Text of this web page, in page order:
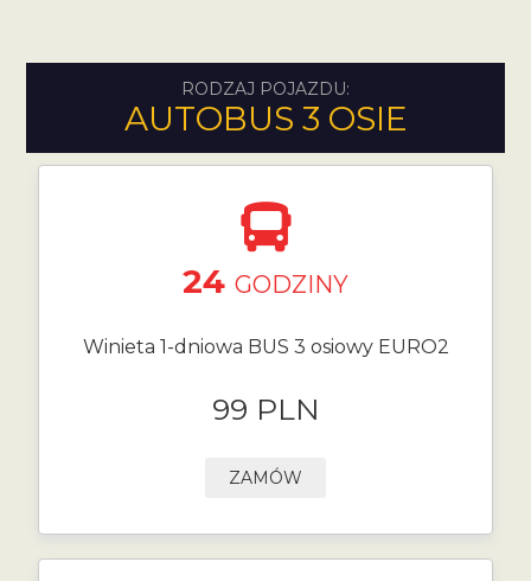
RODZAJ POJAZDU:
AUTOBUS 3 OSIE
24 GODZINY
Winieta 1-dniowa BUS 3 osiowy EURO2
99 PLN
ZAMÓW